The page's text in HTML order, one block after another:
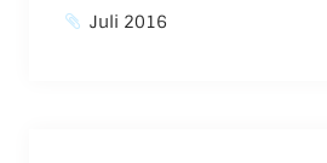
Juli 2016